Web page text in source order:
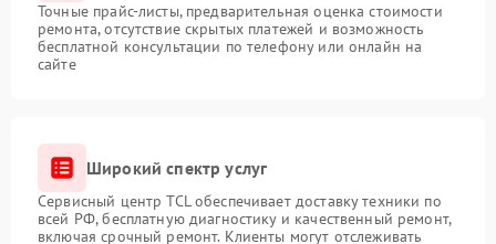
Точные прайс-листы, предварительная оценка стоимости
ремонта, отсутствие скрытых платежей и возможность
бесплатной консультации по телефону или онлайн на
сайте
Широкий спектр услуг
Сервисный центр TCL обеспечивает доставку техники по
всей РФ, бесплатную диагностику и качественный ремонт,
включая срочный ремонт. Клиенты могут отслеживать